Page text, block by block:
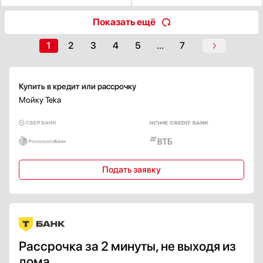
Показать ещё
1 2 3 4 5 ... 7
Купить в кредит или рассрочку
Мойку Teka
Подать заявку
Рассрочка за 2 минуты, не выходя из